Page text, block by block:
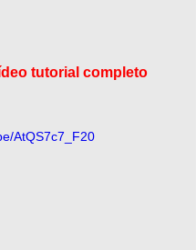
tutorial completo
AtQS7c7_F20